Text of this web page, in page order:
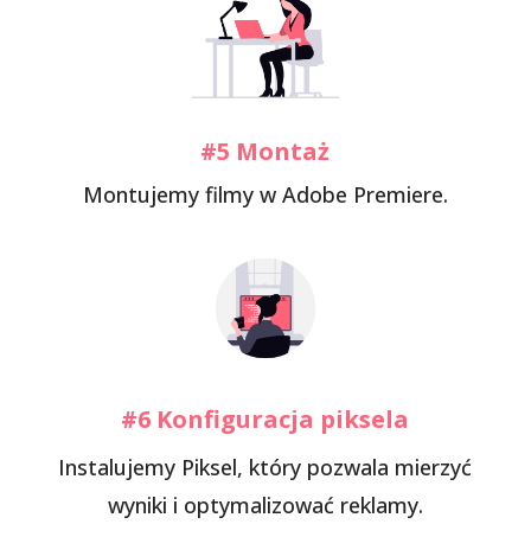
#5 Montaż
Montujemy filmy w Adobe Premiere.
#6 Konfiguracja piksela
Instalujemy Piksel, który pozwala mierzyć
wyniki i optymalizować reklamy.